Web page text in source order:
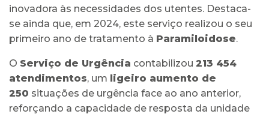
inovadora às necessidades dos utentes. Destaca-
se ainda que, em 2024, este serviço realizou o seu
primeiro ano de tratamento à Paramiloidose.
O Serviço de Urgência contabilizou 213 454
atendimentos, um ligeiro aumento de
250 situações de urgência face ao ano anterior,
reforçando a capacidade de resposta da unidade